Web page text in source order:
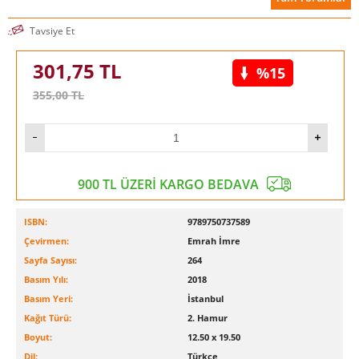
Tavsiye Et
301,75 TL
355,00TL
%15
900 TL ÜZERİ KARGO BEDAVA
ISBN:
9789750737589
Çevirmen:
Emrah İmre
Sayfa Sayısı:
264
Basım Yılı:
2018
Basım Yeri:
İstanbul
Kağıt Türü:
2. Hamur
Boyut:
12.50 x 19.50
Dil:
Türkçe